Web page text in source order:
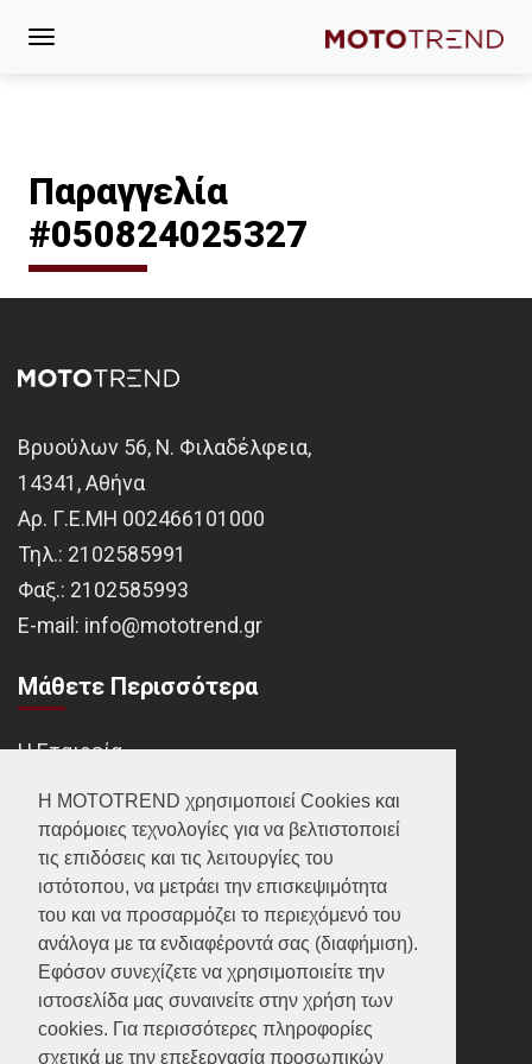
Η MOTOTREND χρησιμοποιεί Cookies και
παρόμοιες τεχνολογίες για να βελτιστοποιεί
τις επιδόσεις και τις λειτουργίες του
ιστότοπου, να μετράει την επισκεψιμότητα
του και να προσαρμόζει το περιεχόμενό του
ανάλογα με τα ενδιαφέροντά σας (διαφήμιση).
Εφόσον συνεχίζετε να χρησιμοποιείτε την
ιστοσελίδα μας συναινείτε στην χρήση των
cookies. Για περισσότερες πληροφορίες
σχετικά με την επεξεργασία προσωπικών
Παραγγελία
#050824025327
Βρυούλων 56, Ν. Φιλαδέλφεια,
14341, Αθήνα
Αρ. Γ.Ε.ΜΗ 002466101000
Τηλ.: 2102585991
Φαξ.: 2102585993
Ε-mail: info@mototrend.gr
Μάθετε Περισσότερα
Η Εταιρεία
Brands
Νέα
Οικονομικά στοιχεία
Υποστήριξη
Επικοινωνία